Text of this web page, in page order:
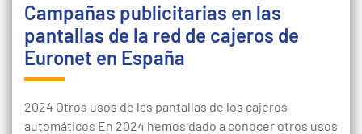
Campañas publicitarias en las
pantallas de la red de cajeros de
Euronet en España
2024 Otros usos de las pantallas de los cajeros
automáticos En 2024 hemos dado a conocer otros usos